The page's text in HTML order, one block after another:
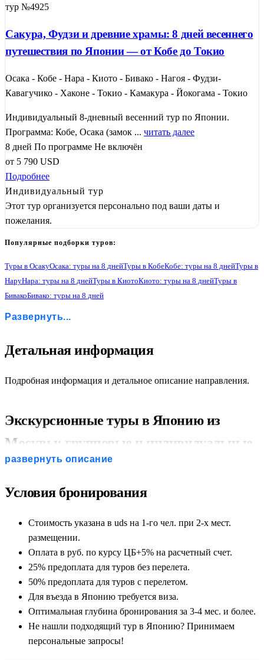
тур №4925
Сакура, Фудзи и древние храмы: 8 дней весеннего
путешествия по Японии — от Кобе до Токио
Осака - Кобе - Нара - Киото - Бивако - Нагоя - Фудзи-
Кавагучико - Хаконе - Токио - Камакура - Йокогама - Токио
Индивидуальный 8-дневный весенний тур по Японии.
Программа: Кобе, Осака (замок ... читать далее
8 дней По программе Не включён
от 5 790 USD
Подробнее
Индивидуальный тур
Этот тур организуется персонально под ваши даты и
пожелания.
Популярные подборки туров:
Туры в ОсакуОсака: туры на 8 днейТуры в КобеКобе: туры на 8 днейТуры в
НаруНара: туры на 8 днейТуры в КиотоКиото: туры на 8 днейТуры в
БивакоБивако: туры на 8 дней
Фудзи-Кавагучико: туры на 8 дней
Камакура: туры на 8 дней
Туры в Йокогаму
Развернуть...
Детальная информация
Подробная информация и детальное описание направления.
Экскурсионные туры в Японию из
Москвы: групповые и индивидуальные
путевки
Япония — удивительная Страна восходящего солнца, где
будущего гармонично уживаются с многовековыми
традициями, уединенными синтоистскими храмами и
строгим этикетом самураев. Организованные экскурсионные
туры в Японию из Москвы открывают перед
путешественниками врата в этот закрытый и манящий мир. В
данном совместном разделе представлены как доступные
групповые путевки с фиксированной программой, так и
гибкие индивидуальные туры. Комбинированный подход
позволяет каждому туристу выбрать идеальный формат
развернуть описание
Условия бронирования
Стоимость указана в uds на 1-го чел. при 2-х мест.
размещении.
Оплата в руб. по курсу ЦБ+5% на расчетный счет.
25% предоплата для туров без перелета.
50% предоплата для туров с перелетом.
Для въезда в Японию требуется виза.
Оптимальная глубина бронирования за 3-4 мес. и более.
Не нашли подходящий тур в Японию? Принимаем
персональные запросы!